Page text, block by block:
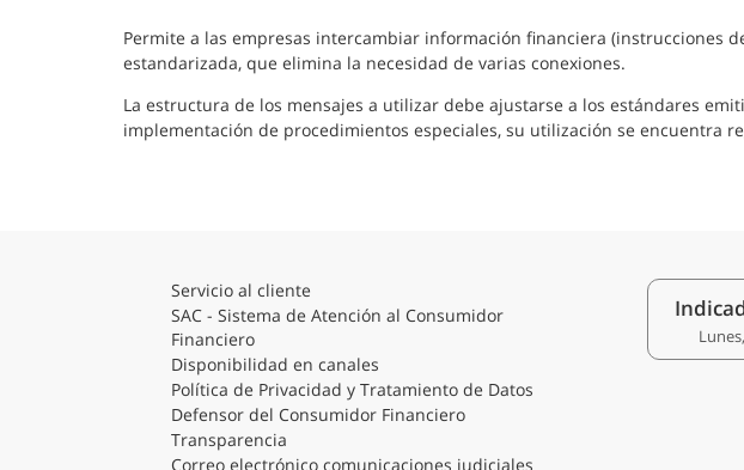
Permite a las empresas intercambiar información financiera (instrucciones
estandarizada, que elimina la necesidad de varias conexiones.
La estructura de los mensajes a utilizar debe ajustarse a los estándares
implementación de procedimientos especiales, su utilización se encuentra
Servicio al cliente
SAC - Sistema de Atención al Consumidor
Financiero
Disponibilidad en canales
Política de Privacidad y Tratamiento de Datos
Defensor del Consumidor Financiero
Transparencia
Correo electrónico comunicaciones judiciales